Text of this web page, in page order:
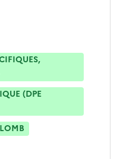
(DPE